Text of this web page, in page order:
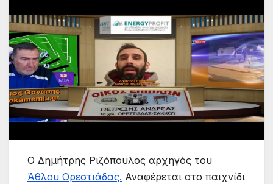
Ο Δημήτρης Ριζόπουλος αρχηγός του
Άθλου Ορεστιάδας. Αναφέρεται στο παιχνίδι